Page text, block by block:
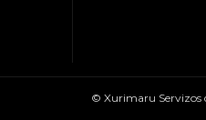
© Xurimaru Servizos